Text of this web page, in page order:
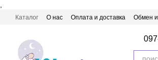
Перейти к основному контенту
Каталог О нас Оплата и доставка Обмен и